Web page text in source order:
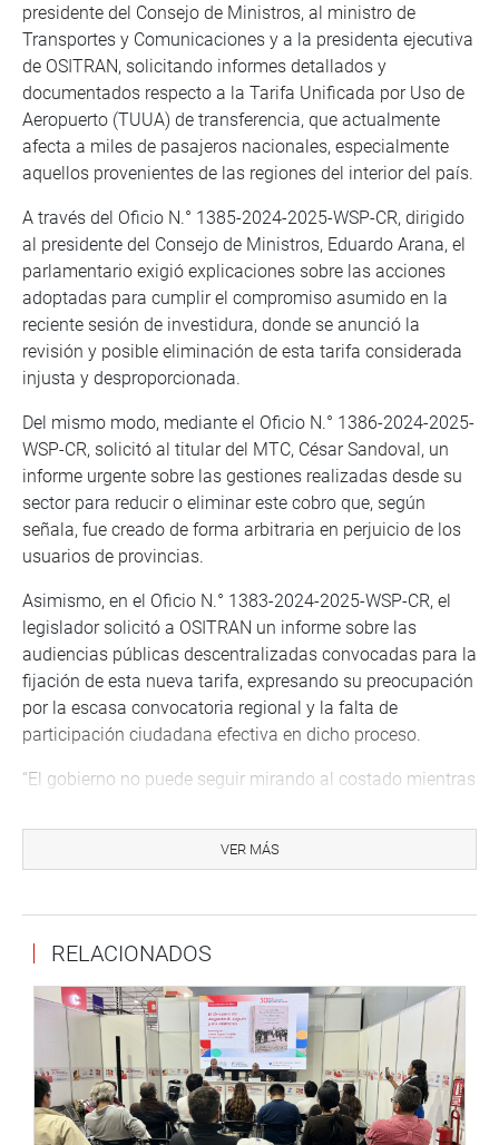
presidente del Consejo de Ministros, al ministro de
Transportes y Comunicaciones y a la presidenta ejecutiva
de OSITRAN, solicitando informes detallados y
documentados respecto a la Tarifa Unificada por Uso de
Aeropuerto (TUUA) de transferencia, que actualmente
afecta a miles de pasajeros nacionales, especialmente
aquellos provenientes de las regiones del interior del país.
A través del Oficio N.° 1385-2024-2025-WSP-CR, dirigido
al presidente del Consejo de Ministros, Eduardo Arana, el
parlamentario exigió explicaciones sobre las acciones
adoptadas para cumplir el compromiso asumido en la
reciente sesión de investidura, donde se anunció la
revisión y posible eliminación de esta tarifa considerada
injusta y desproporcionada.
Del mismo modo, mediante el Oficio N.° 1386-2024-2025-
WSP-CR, solicitó al titular del MTC, César Sandoval, un
informe urgente sobre las gestiones realizadas desde su
sector para reducir o eliminar este cobro que, según
señala, fue creado de forma arbitraria en perjuicio de los
usuarios de provincias.
Asimismo, en el Oficio N.° 1383-2024-2025-WSP-CR, el
legislador solicitó a OSITRAN un informe sobre las
audiencias públicas descentralizadas convocadas para la
fijación de esta nueva tarifa, expresando su preocupación
por la escasa convocatoria regional y la falta de
participación ciudadana efectiva en dicho proceso.
“El gobierno no puede seguir mirando al costado mientras
pasajeros del interior del país. La TUUA de transferencia
no solo es una tarifa injusta, sino una barrera al acceso
tema y exigiendo que se respete el compromiso asumido
públicamente por el Ejecutivo, en defensa de los derechos
de los peruanos que diariamente enfrentan desigualdades
en el acceso a los servicios del Estado.
VER MÁS
RELACIONADOS